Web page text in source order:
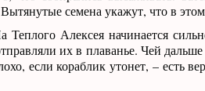
семена укажут, что в
Теплого Алексея начинается
их в плаванье. Чей
если кораблик утонет, – есть